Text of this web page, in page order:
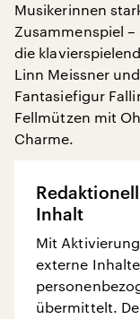
Musikerinnen
Zusammenspiel
die
Linn Meissner
Fantasiefigur
Fellmützen mit
Charme.
Inhalt
Mit
externe
übermittelt.